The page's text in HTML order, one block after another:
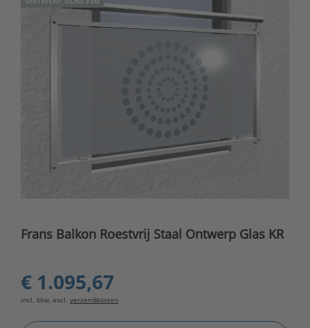
Frans Balkon Roestvrij Staal Ontwerp Glas KR
€ 1.095,67
incl. btw, excl. verzendkosten